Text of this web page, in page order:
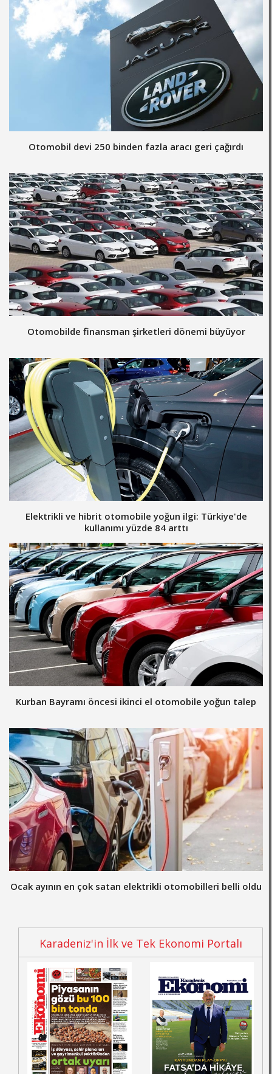
Otomobil devi 250 binden fazla aracı geri çağırdı
Otomobilde finansman şirketleri dönemi büyüyor
Elektrikli ve hibrit otomobile yoğun ilgi: Türkiye'de
kullanımı yüzde 84 arttı
Kurban Bayramı öncesi ikinci el otomobile yoğun talep
Ocak ayının en çok satan elektrikli otomobilleri belli oldu
Karadeniz'in İlk ve Tek Ekonomi Portalı